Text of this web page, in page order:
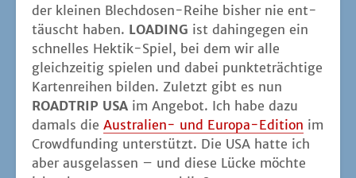
der klei­nen Blech­do­sen-Rei­he bis­her nie ent­
täuscht haben. LOADING ist dahin­ge­gen ein
schnel­les Hek­tik-Spiel, bei dem wir alle
gleich­zei­tig spie­len und dabei punk­te­träch­ti­ge
Kar­ten­rei­hen bil­den. Zuletzt gibt es nun
ROADTRIP USA im Ange­bot. Ich habe dazu
damals die Aus­tra­li­en- und Euro­pa-Edi­ti­on im
Crowd­fun­ding unter­stützt. Die USA hat­te ich
aber aus­ge­las­sen – und die­se Lücke möch­te